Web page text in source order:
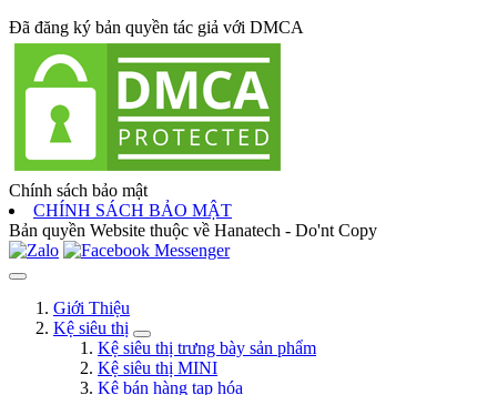
Đã đăng ký bản quyền tác giả với DMCA
Chính sách bảo mật
CHÍNH SÁCH BẢO MẬT
Bản quyền Website thuộc về Hanatech - Do'nt Copy
Giới Thiệu
Kệ siêu thị
Kệ siêu thị trưng bày sản phẩm
Kệ siêu thị MINI
Kệ bán hàng tạp hóa